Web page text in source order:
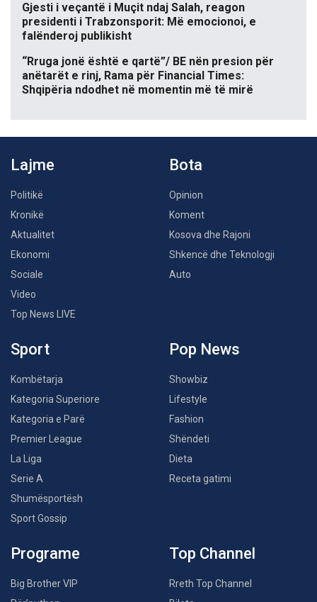
Gjesti i veçantë i Muçit ndaj Salah, reagon
presidenti i Trabzonsporit: Më emocionoi, e
falënderoj publikisht
“Rruga jonë është e qartë”/ BE nën presion për
anëtarët e rinj, Rama për Financial Times:
Shqipëria ndodhet në momentin më të mirë
Lajme
Politikë
Kronikë
Aktualitet
Ekonomi
Sociale
Video
Top News LIVE
Bota
Opinion
Koment
Kosova dhe Rajoni
Shkencë dhe Teknologji
Auto
Sport
Kombëtarja
Kategoria Superiore
Kategoria e Parë
Premier League
La Liga
Serie A
Shumësportësh
Sport Gossip
Pop News
Showbiz
Lifestyle
Fashion
Shëndeti
Dieta
Receta gatimi
Programe
Big Brother VIP
Top Channel
Rreth Top Channel